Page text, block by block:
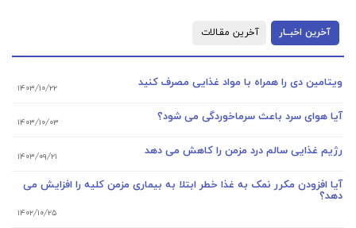
آخرین اخبــار آخرین مقـالات
ویتامین دی را همراه با مواد غذایی مصرف کنید ۱۴۰۳/۱۰/۲۲
آیا هوای سرد باعث سرماخوردگی می شود؟ ۱۴۰۳/۱۰/۰۳
رژیم غذایی سالم درد مزمن را کاهش می دهد ۱۴۰۳/۰۹/۲۱
آیا افزودن مکرر نمک به غذا خطر ابتلا به بیماری مزمن کلیه را افزایش می
دهد؟
۱۴۰۲/۱۰/۲۵